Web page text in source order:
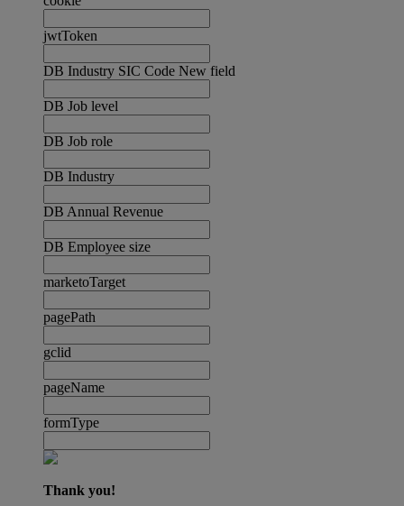
jwtToken
DB Industry SIC Code New field
DB Job level
DB Job role
DB Industry
DB Annual Revenue
DB Employee size
marketoTarget
pagePath
gclid
pageName
formType
Thank you!